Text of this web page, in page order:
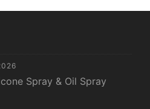
Spray & Oil Spray